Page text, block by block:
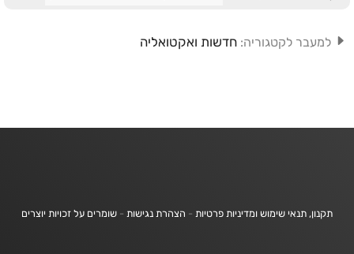
למעבר לקטגוריה: חדשות ואקטואליה
תקנון, תנאי שימוש ומדיניות פרטיות - הצהרת נגישות - שומרים על זכויות יוצרים